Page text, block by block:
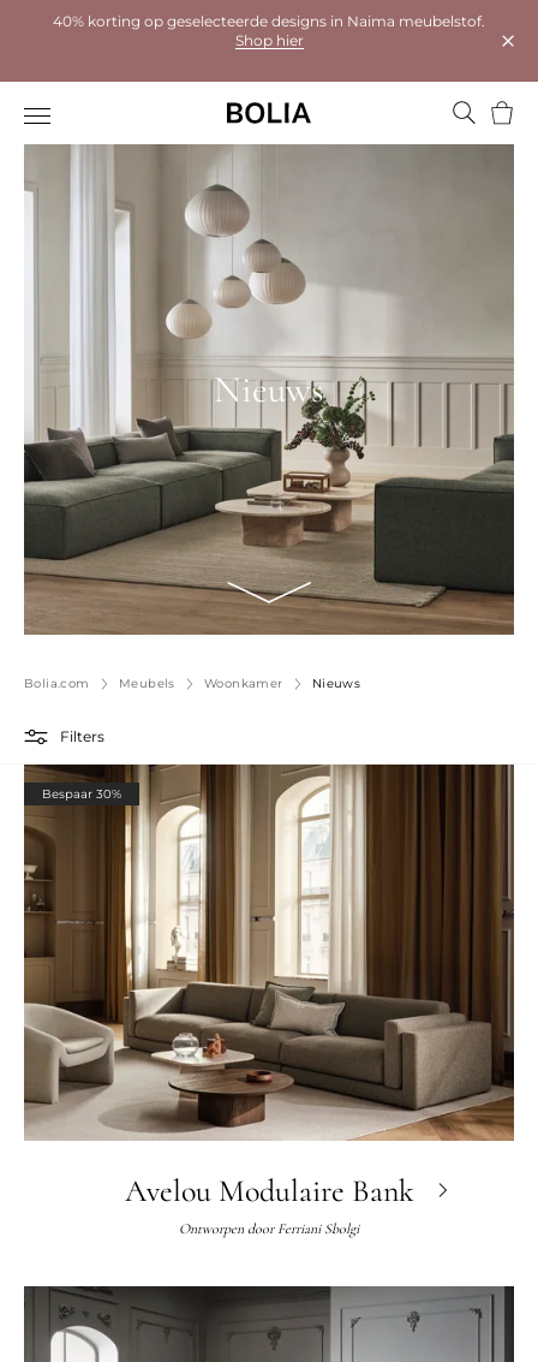
40% korting op geselecteerde designs in Naima meubelstof.
Shop hier
Nieuws
Bolia.com Meubels Woonkamer Nieuws
Filters
Bespaar 30%
Avelou Modulaire Bank
Ontworpen door Ferriani Sbolgi